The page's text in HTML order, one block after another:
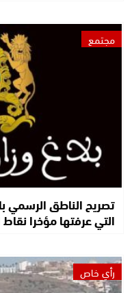
مجتمع
تصريح الناطق الرسمي
التي عرفتها مؤخرا
رأي خاص